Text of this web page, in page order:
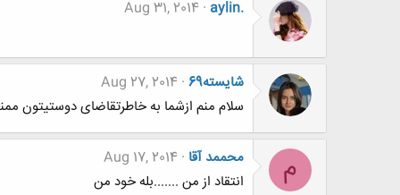
aylin.
Aug 31, 2014
شایسته69
Aug 27, 2014
سلام منم ازشما به خاطرتقاضای دوستیتون
م محممد آقا Aug 17, 2014
انتقاد از من .......بله خود من